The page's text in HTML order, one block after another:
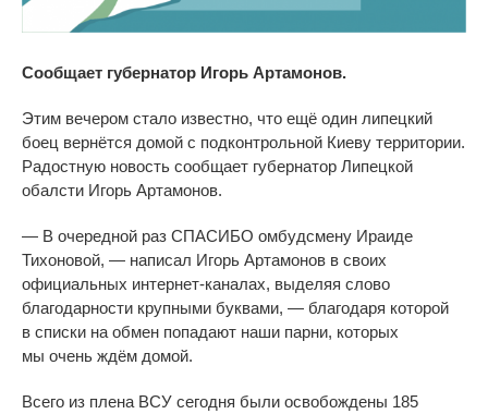
Сообщает губернатор Игорь Артамонов.
Этим вечером стало известно, что ещё один липецкий
боец вернётся домой с подконтрольной Киеву территории.
Радостную новость сообщает губернатор Липецкой
обалсти Игорь Артамонов.
— В очередной раз СПАСИБО омбудсмену Ираиде
Тихоновой, — написал Игорь Артамонов в своих
официальных интернет-каналах, выделяя слово
благодарности крупными буквами, — благодаря которой
в списки на обмен попадают наши парни, которых
мы очень ждём домой.
Всего из плена ВСУ сегодня были освобождены 185